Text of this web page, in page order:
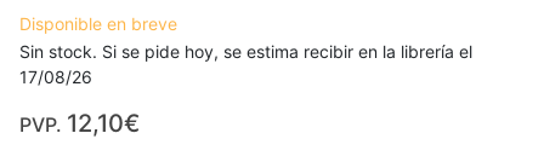
Disponible en breve
Sin stock. Si se pide hoy, se estima recibir en la librería el
17/08/26
PVP. 12,10€